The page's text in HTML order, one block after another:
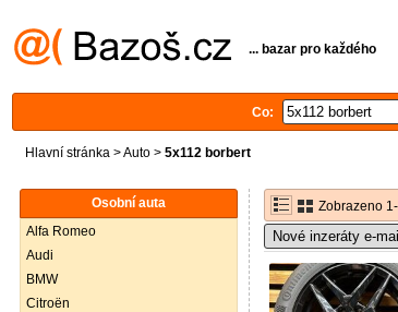
... bazar pro každého
Co:
Hlavní stránka >Auto > 5x112 borbert
Osobní auta
Alfa Romeo
Audi
BMW
Citroën
Zobrazeno
Nové inzeráty e-